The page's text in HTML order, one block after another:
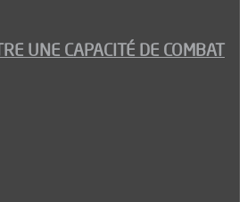
UNE CAPACITÉ DE COMBAT